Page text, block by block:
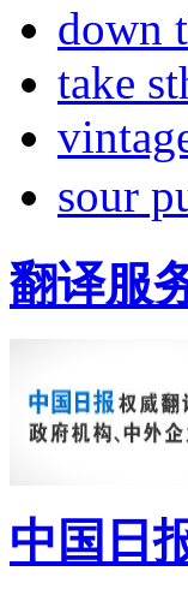
down
take
sour
翻译服
中国日